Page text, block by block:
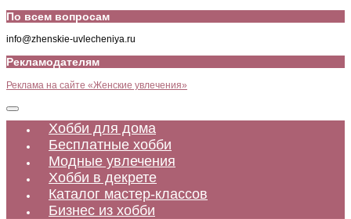
По всем вопросам
info@zhenskie-uvlecheniya.ru
Рекламодателям
Реклама на сайте «Женские увлечения»
Хобби для дома
Бесплатные хобби
Модные увлечения
Хобби в декрете
Каталог мастер-классов
Бизнес из хобби